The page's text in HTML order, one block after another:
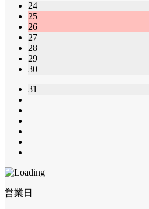
24
25
26
27
28
29
30
31
営業日